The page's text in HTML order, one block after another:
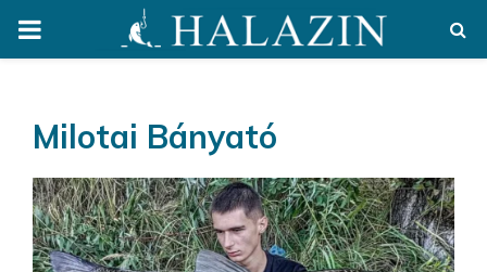
PRIMARY
Milotai Bányató